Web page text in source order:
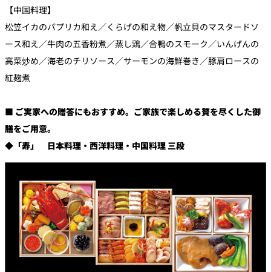
【中国料理】
松笠イカのパプリカ和え／くらげの和え物／帆立貝のマスタードソ
ース和え／牛肉の五香粉煮／蒸し鶏／合鴨のスモーク／いんげんの
高菜炒め／海老のチリソース／サーモンの海鮮巻き／豚肩ロースの
紅麹煮
■ ご実家への贈答にもおすすめ。ご家族で楽しめる贅を尽くした御
膳をご用意。
◆「寿」 日本料理・西洋料理・中国料理 三段